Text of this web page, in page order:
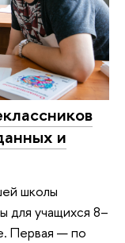
и
школы
для учащихся 8–
Первая — по